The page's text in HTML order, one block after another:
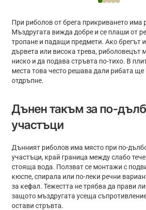
Garlic
Scent
14g
При риболов от брега прикриването има
Мъздругата вижда добре и се плаши от
тропане и падащи предмети. Ако брегът
дървета или висока трева, риболовецът
ниско и да подава стръвта по-тихо. В
места това често решава дали рибата
отдръпне.
Дънен такъм за по-
участъци
Дънният риболов има място при по-
участъци, край граница между слабо
стояща вода. Ползват се монтажи с
кюспе, спирала или по-леки речни
за кефал. Тежестта не трябва да прави
защото мъздругата усеща
остави стръвта.